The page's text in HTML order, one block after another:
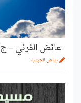
عائض القرني – ج9 أخيرًا: مَن قال إنّ الله ثالث ثلاثة؟
رياض الحبيّب